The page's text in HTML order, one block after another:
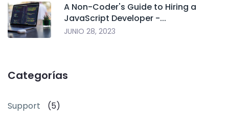
A Non-Coder's Guide to Hiring a
JavaScript Developer -...
JUNIO 28, 2023
Categorías
Support (5)